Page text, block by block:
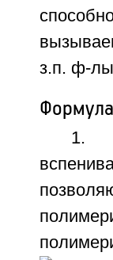
з.п. ф-
1.